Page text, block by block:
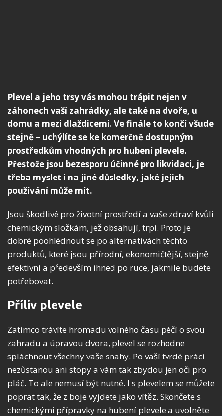
Plevel a jeho trsy vás mohou trápit nejen v
záhonech vaší zahrádky, ale také na dvoře, u
domu a mezi dlaždicemi. Ve finále to končí všude
stejně – uchýlíte se ke komerčně dostupným
prostředkům vhodných pro hubení plevele.
Přestože jsou bezesporu účinné pro likvidaci, je
třeba myslet i na jiné důsledky, jaké jejich
používání může mít.
Jsou škodlivé pro životní prostředí a vaše zdraví kvůli
chemickým složkám, jež obsahují, trpí. Proto je
dobré poohlédnout se po alternativách těchto
produktů, které jsou přírodní, ekonomičtější, stejně
efektivní a především ihned po ruce, jakmile budete
potřebovat.
Příliv plevele
Zatímco trávíte hromadu volného času péčí o svou
zahradu a úpravou dvora, plevel se rozhodne
spláchnout všechny vaše snahy. Po vaší tvrdé práci
nezůstanou ani stopy a vám tak zbydou jen oči pro
pláč. To ale nemusí být nutné. I s plevelem se můžete
poprat tak, že z boje vyjdete jako vítěz. Skončete s
chemickými přípravky na hubení plevele a uvolněte